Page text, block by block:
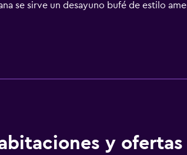
se sirve un desayuno bufé de estilo
y platos marroquíes. El hotel
El servicio de recepción está
y ofertas